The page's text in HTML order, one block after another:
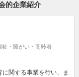
的企業紹介
祉・障がい・高齢者
関する事業を行い、ま